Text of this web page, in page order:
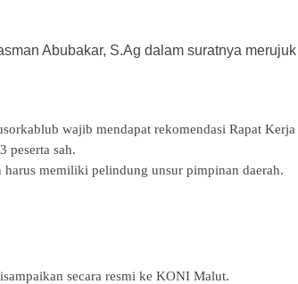
Abubakar, S.Ag dalam suratnya merujuk
wajib mendapat rekomendasi Rapat Kerja
peserta sah.
memiliki pelindung unsur pimpinan daerah.
secara resmi ke KONI Malut.